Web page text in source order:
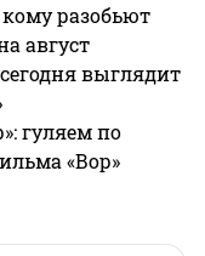
разобьют
август
выглядит
гуляем по
«Вор»